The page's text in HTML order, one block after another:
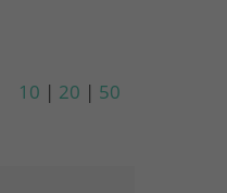
10 | 20 | 50